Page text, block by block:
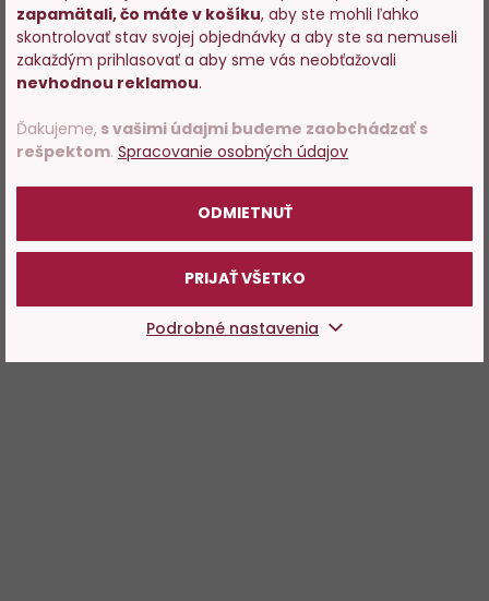
zapamätali, čo máte v košíku, aby ste mohli ľahko
skontrolovať stav svojej objednávky a aby ste sa nemuseli
zakaždým prihlasovať a aby sme vás neobťažovali
nevhodnou reklamou.
Ďakujeme, s vašimi údajmi budeme zaobchádzať s
rešpektom. Spracovanie osobných údajov
ODMIETNUŤ
PRIJAŤ VŠETKO
Podrobné nastavenia
Vstupujete na stránky s
predajom alkoholu. Prosím
potvrďte, že Vám už bolo 18